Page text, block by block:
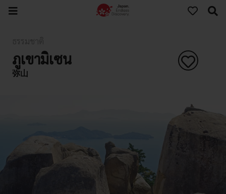
ภูเขามิเซน
弥山